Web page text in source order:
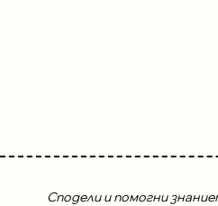
Сподели и помогни